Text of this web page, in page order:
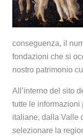
conseguenza, il
fondazioni che si
nostro patrimonio
All’interno del sito
tutte le informazioni
italiane, dalla Valle
selezionare la